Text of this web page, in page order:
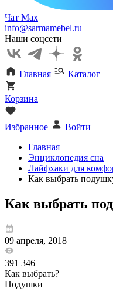
Чат Max
info@sarmamebel.ru
Наши соцсети
Главная Каталог
Корзина
Избранное
Войти
Главная
Энциклопедия сна
Лайфхаки для
Как выбрать
Как выбрать
09 апреля, 2018
391 346
Как выбрать?
Подушки